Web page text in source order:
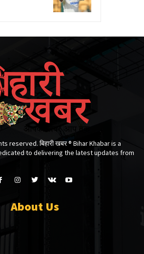
reserved. बिहारी खबर ®​ Bihar Khabar is a
to delivering the latest updates from
About Us